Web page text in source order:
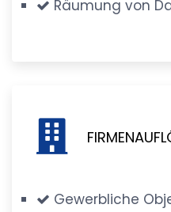
Räumung von
Gewerbliche